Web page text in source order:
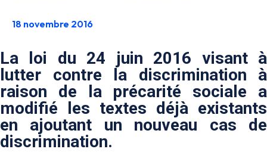
18 novembre 2016
La loi du 24 juin 2016 visant à
lutter contre la discrimination à
raison de la précarité sociale a
modifié les textes déjà existants
en ajoutant un nouveau cas de
discrimination.